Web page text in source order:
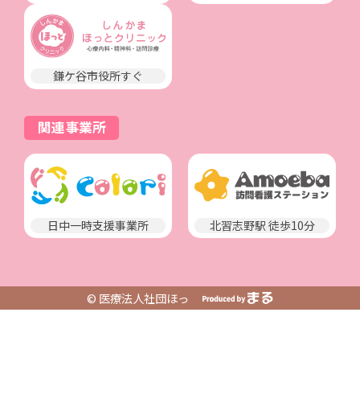
鎌ケ谷市役所すぐ
関連事業所
日中一時支援事業所 北習志野駅 徒歩10分
© 医療法人社団ほっ